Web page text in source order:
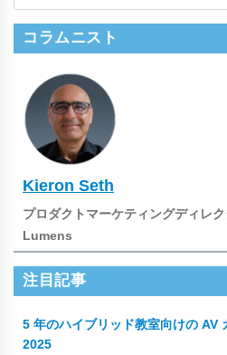
コラムニスト
Kieron Seth
プロダクトマーケティングディレ
Lumens
注目記事
5 年のハイブリッド教室向けの AV
2025